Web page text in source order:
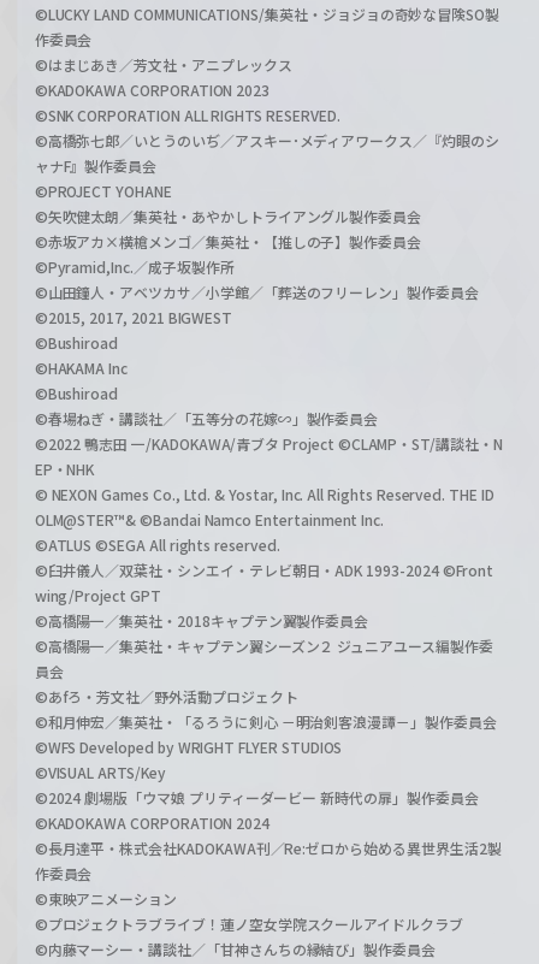
©LUCKY LAND COMMUNICATIONS/集英社・ジョジョの奇妙な冒険SO製
作委員会
©はまじあき／芳文社・アニプレックス
©KADOKAWA CORPORATION 2023
©SNK CORPORATION ALL RIGHTS RESERVED.
©高橋弥七郎／いとうのいぢ／アスキー･メディアワークス／『灼眼のシ
ャナF』製作委員会
©PROJECT YOHANE
©矢吹健太朗／集英社・あやかしトライアングル製作委員会
©赤坂アカ×横槍メンゴ／集英社・【推しの子】製作委員会
©Pyramid,Inc.／成子坂製作所
©山田鐘人・アベツカサ／小学館／「葬送のフリーレン」製作委員会
©2015, 2017, 2021 BIGWEST
©Bushiroad
©HAKAMA Inc
©Bushiroad
©春場ねぎ・講談社／「五等分の花嫁∽」製作委員会
©2022 鴨志田 一/KADOKAWA/青ブタ Project ©CLAMP・ST/講談社・N
EP・NHK
© NEXON Games Co., Ltd. & Yostar, Inc. All Rights Reserved. THE ID
OLM@STER™& ©Bandai Namco Entertainment Inc.
©ATLUS ©SEGA All rights reserved.
©臼井儀人／双葉社・シンエイ・テレビ朝日・ADK 1993-2024 ©Front
wing/Project GPT
©高橋陽一／集英社・2018キャプテン翼製作委員会
©高橋陽一／集英社・キャプテン翼シーズン２ ジュニアユース編製作委
員会
©あfろ・芳文社／野外活動プロジェクト
©和月伸宏／集英社・「るろうに剣心 －明治剣客浪漫譚－」製作委員会
©WFS Developed by WRIGHT FLYER STUDIOS
©VISUAL ARTS/Key
©2024 劇場版「ウマ娘 プリティーダービー 新時代の扉」製作委員会
©KADOKAWA CORPORATION 2024
©長月達平・株式会社KADOKAWA刊／Re:ゼロから始める異世界生活2製
作委員会
©東映アニメーション
©プロジェクトラブライブ！蓮ノ空女学院スクールアイドルクラブ
©内藤マーシー・講談社／「甘神さんちの縁結び」製作委員会